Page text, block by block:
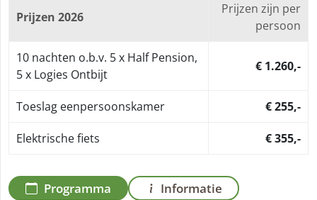
Prijzen 2026
Prijzen zijn per
persoon
10 nachten o.b.v. 5 x Half Pension,
5 x Logies Ontbijt
€ 1.260,-
Toeslag eenpersoonskamer € 255,-
Elektrische fiets € 355,-
Programma
Informatie